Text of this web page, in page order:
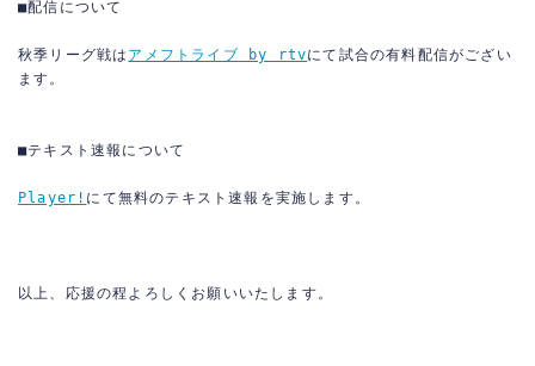
■配信について
秋季リーグ戦は アメフトライブ by rtvにて試合の有料配信がござい
ます。
■テキスト速報について
Player! にて無料のテキスト速報を実施します。
以上、応援の程よろしくお願いいたします。